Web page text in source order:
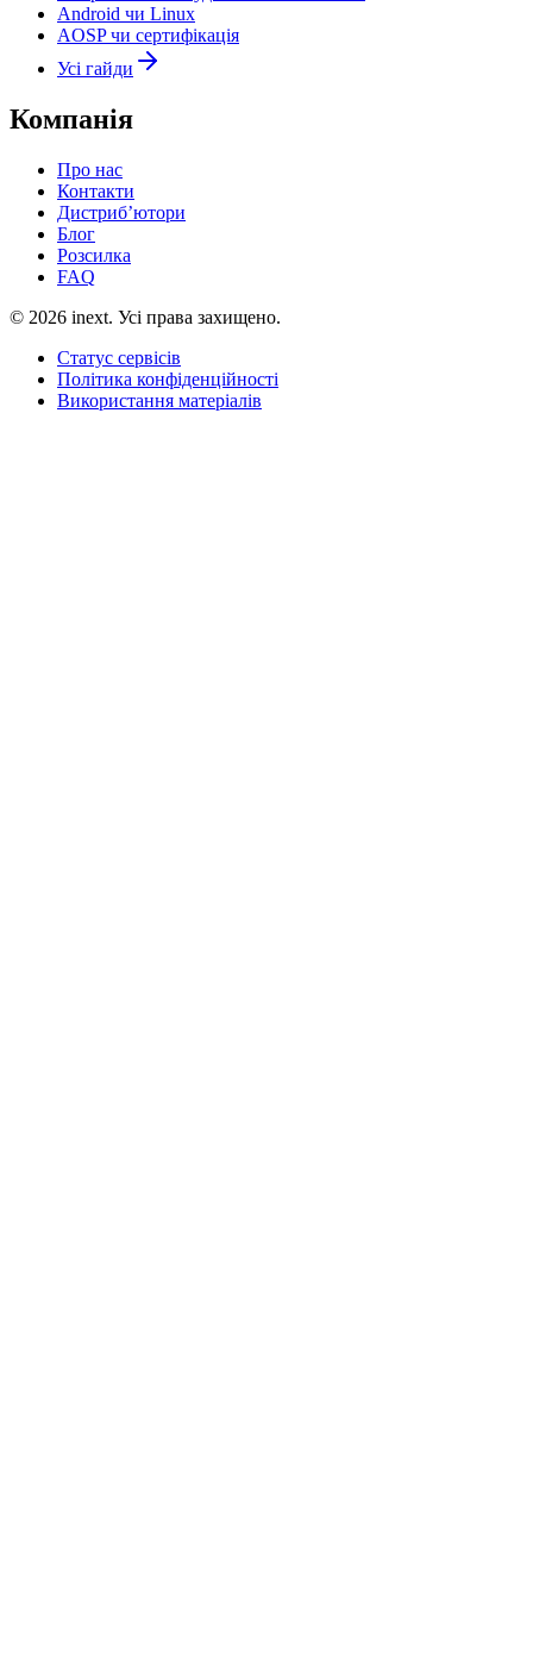
Android чи Linux
AOSP чи сертифікація
Усі гайди
Компанія
Про нас
Контакти
Дистриб’ютори
Блог
Розсилка
FAQ
© 2026 inext. Усі права захищено.
Статус сервісів
Політика конфіденційності
Використання матеріалів